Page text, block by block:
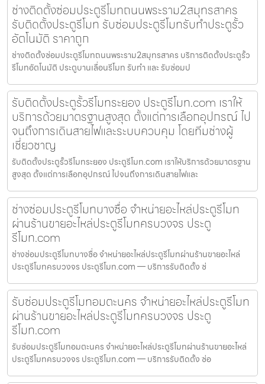
ช่างติดตั้งซ่อมประตูรีโมทถนนพระราม2สมุทรสาคร
รับติดตั้งประตูรีโมท รับซ่อมประตูรีโมทรับทำประตูรั้ว
อัตโนมัติ ราคาถูก
ช่างติดตั้งซ่อมประตูรีโมทถนนพระราม2สมุทรสาคร บริการติดตั้งประตูรั้ว
รีโมทอัตโนมัติ ประตูบานเลื่อนรีโมท รับทำ และ รับซ่อมป
รับติดตั้งประตูรั้วรีโมทระยอง ประตูรีโมท.com เราให้
บริการด้วยมาตรฐานสูงสุด ตั้งแต่การเลือกอุปกรณ์ ไป
จนถึงการเดินสายไฟและระบบควบคุม โดยทีมช่างผู้
เชี่ยวชาญ
รับติดตั้งประตูรั้วรีโมทระยอง ประตูรีโมท.com เราให้บริการด้วยมาตรฐาน
สูงสุด ตั้งแต่การเลือกอุปกรณ์ ไปจนถึงการเดินสายไฟและ
ช่างซ่อมประตูรีโมทบางซื่อ จำหน่ายอะไหล่ประตูรีโมท
ผ่านร้านขายอะไหล่ประตูรีโมทครบวงจร ประตู
รีโมท.com
ช่างซ่อมประตูรีโมทบางซื่อ จำหน่ายอะไหล่ประตูรีโมทผ่านร้านขายอะไหล่
ประตูรีโมทครบวงจร ประตูรีโมท.com — บริการรับติดตั้ง ซ่
รับซ่อมประตูรีโมทอมตะนคร จำหน่ายอะไหล่ประตูรีโมท
ผ่านร้านขายอะไหล่ประตูรีโมทครบวงจร ประตู
รีโมท.com
รับซ่อมประตูรีโมทอมตะนคร จำหน่ายอะไหล่ประตูรีโมทผ่านร้านขายอะไหล่
ประตูรีโมทครบวงจร ประตูรีโมท.com — บริการรับติดตั้ง ซ่อ